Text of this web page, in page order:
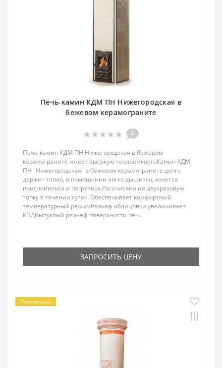
Печь-камин КДМ ПН Нижегородская в
бежевом керамограните
0
Печь-камин КДМ ПН Нижегородская в бежевом
керамограните имеет высокую теплоёмкостьКамин КДМ
ПН "Нижегородская" в бежевом керамограните долго
держит тепло, в помещении легко дышится, хочется
прислониться и погреться.Рассчитана на двухразовую
топку в течении суток. Обеспечивает комфортный
температурный режимРельеф облицовки увеличивает
КПДВыпуклый рельеф поверхности печ..
ЗАПРОСИТЬ ЦЕНУ
Популярный